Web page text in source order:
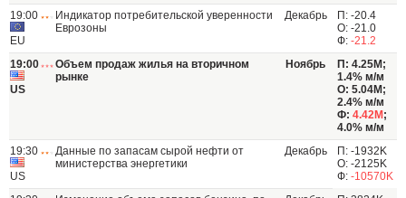
19:00
EU
Индикатор потребительской уверенности
Еврозоны
Декабрь
П: -20.4
О: -21.0
Ф: -21.2
19:00
US
Объем продаж жилья на вторичном
рынке
Ноябрь
П: 4.25M;
1.4% м/м
О: 5.04M;
2.4% м/м
Ф: 4.42M ;
4.0% м/м
19:30
US
Данные по запасам сырой нефти от
министерства энергетики
Декабрь
П: -1932K
О: -2125K
Ф: -10570K